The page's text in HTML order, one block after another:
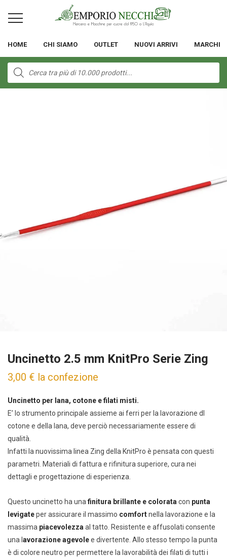
HOME CHI SIAMO OUTLET NUOVI ARRIVI MARCHI
Products
search
Uncinetto 2.5 mm KnitPro Serie Zing
3,00 € la confezione
Uncinetto per lana, cotone e filati misti.
E’ lo strumento principale assieme ai ferri per la lavorazione dl
cotone e della lana, deve perciò necessariamente essere di
qualità.
Infatti la nuovissima linea Zing della KnitPro è pensata con questi
parametri. Materiali di fattura e rifinitura superiore, cura nei
dettagli e progettazione di esperienza.
Questo uncinetto ha una finitura brillante e colorata con punta
levigateper assicurare il massimo comfortnella lavorazione e la
massima piacevolezza al tatto. Resistente e affusolati consente
una l avorazione agevolee divertente. Allo stesso tempo la punta
è di colore neutro per permettere la lavorabilità dei filati di tutti i